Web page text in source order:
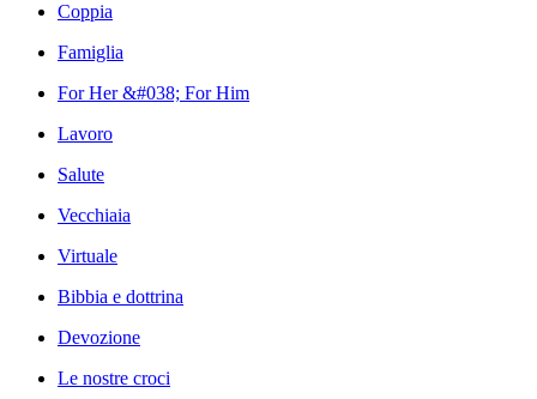
Coppia
Famiglia
For Her &#038; For Him
Lavoro
Salute
Vecchiaia
Virtuale
Bibbia e dottrina
Devozione
Le nostre croci